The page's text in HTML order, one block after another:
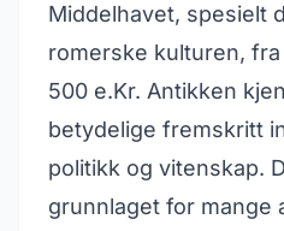
Middelhavet, spesielt
romerske kulturen,
500 e.Kr. Antikken
betydelige fremskritt
politikk og vitenskap.
grunnlaget for mange